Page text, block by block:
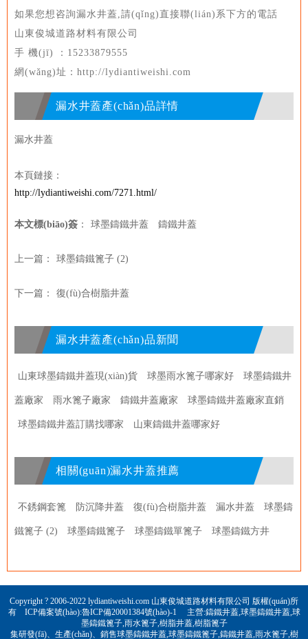
如果您想咨詢漏水井蓋,請(qǐng)直接聯(lián)系下方的電話
山東俊城道路材料有限公司
手 機(jī) ：15233879555
網(wǎng)址：http://lydiantiweishi.com
漏水井蓋產(chǎn)品詳情
漏水井蓋
本頁鏈接：
http://lydiantiweishi.com/7271.html/
本文標(biāo)簽 ： 球墨鑄鐵井蓋 鑄鐵井蓋
上一篇： 球墨鑄鐵篦子 (2)
下一篇： 復(fù)合樹脂井蓋
漏水井蓋產(chǎn)品新聞
山東球墨鑄鐵井蓋現(xiàn)貨 球墨雨水篦子哪家好 球墨鑄鐵井
蓋廠家 雨水篦子廠家 鑄鐵井蓋廠家 球墨鑄鐵井蓋廠家直銷
球墨鑄鐵井蓋訂購找哪家 山東鑄鐵井蓋哪家好
相關(guān)漏水井蓋推薦
不銹鋼套篦 防沉降井蓋 復(fù)合樹脂井蓋 漏水井蓋 球墨鑄
鐵篦子 (2) 球墨鑄鐵篦子 球墨鑄鐵單篦子 球墨鑄鐵方井
Copyright ? 2006-2022 lydiantiweishi.com 山東俊城道路材料有限公司 版權(quán)所
有 ICP備案號(hào):魯ICP備20001384號(hào)-1主營:鑄鐵井蓋,球墨鑄鐵井蓋,球
墨鑄鐵篦子,雨水篦子,樹脂井蓋,樹脂篦子
集研發(fā)、生產(chǎn)、銷售球墨鑄鐵井蓋,球墨鑄鐵篦子,鑄鐵井蓋,雨水篦子,樹